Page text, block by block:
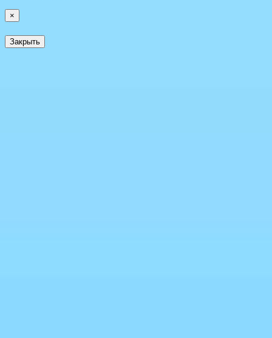
×
Закрыть